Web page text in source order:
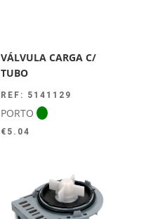
VÁLVULA CARGA C/
TUBO
REF: 5141129
PORTO
€ 5.04